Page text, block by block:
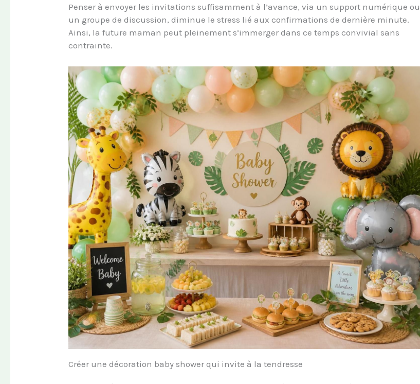
Penser à envoyer les invitations suffisamment à l’avance, via un support numérique ou
un groupe de discussion, diminue le stress lié aux confirmations de dernière minute.
Ainsi, la future maman peut pleinement s’immerger dans ce temps convivial sans
contrainte.
Créer une décoration baby shower qui invite à la tendresse